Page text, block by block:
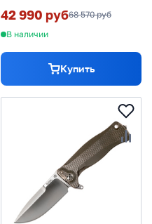
42 990 руб68 570 руб
В наличии
Купить